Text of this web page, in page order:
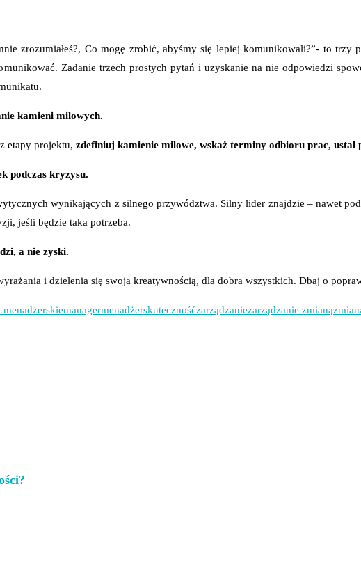
zrozumiałeś?, Co mogę zrobić, abyśmy się lepiej komunikowali?”- to
Zadanie trzech prostych pytań i uzyskanie na nie odpowiedzi
kamieni milowych.
etapy projektu, zdefiniuj kamienie milowe, wskaż terminy odbioru prac, ustal
podczas kryzysu.
wynikających z silnego przywództwa. Silny lider znajdzie – nawet
jeśli będzie taka potrzeba.
a nie zyski.
i dzielenia się swoją kreatywnością, dla dobra wszystkich. Dbaj o
managermenadżerskutecznośćzarządzaniezarządzanie zmianą